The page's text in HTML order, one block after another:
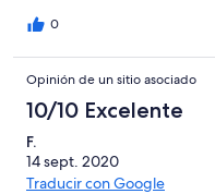
0
Opinión de un sitio asociado
10/10 Excelente
F.
14 sept. 2020
Traducir con Google